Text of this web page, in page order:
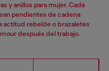
y anillos para mujer. Cada
pendientes de cadena
actitud rebelde o brazaletes
después del trabajo.